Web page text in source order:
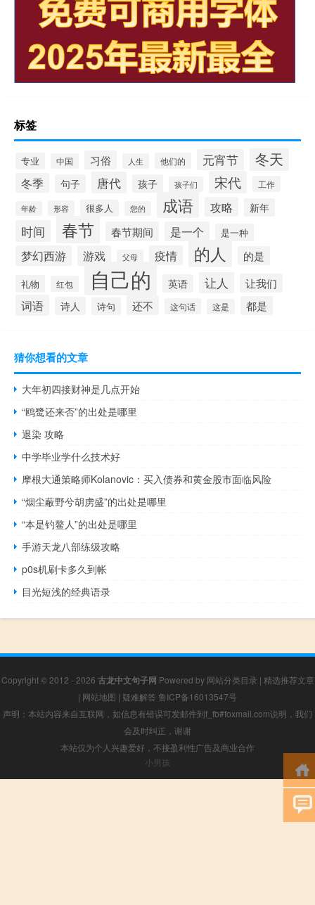
标签
专业 中国 习俗 人生 他们的 元宵节 冬天
冬季 句子 唐代 孩子 孩子们 宋代 工作
年龄 形容 很多人 您的 成语 攻略 新年
时间 春节 春节期间 是一个 是一种
梦幻西游 游戏 父母 疫情 的人 的是
礼物 红包 自己的 英语 让人 让我们
词语 诗人 诗句 还不 这句话 这是 都是
猜你想看的文章
大年初四接财神是几点开始
“鸥鹭还来否”的出处是哪里
退染 攻略
中学毕业学什么技术好
摩根大通策略师Kolanovic：买入债券和黄金股市面临风险
“烟尘蔽野兮胡虏盛”的出处是哪里
“本是钓鳌人”的出处是哪里
手游天龙八部练级攻略
p0s机刷卡多久到帐
目光短浅的经典语录
Copyright © 2012 - 2026 古龙中文句子网 Powered by 网站分类目录 | 精选推荐文章
| 网站地图 | 疑难解答 鲁ICP备16013547号
声明：本站内容来自互联网，如信息有错误可发邮件到f_fb#foxmail.com说明，我们
会及时纠正，谢谢
本站仅为个人兴趣爱好，不接盈利性广告及商业合作
小男孩